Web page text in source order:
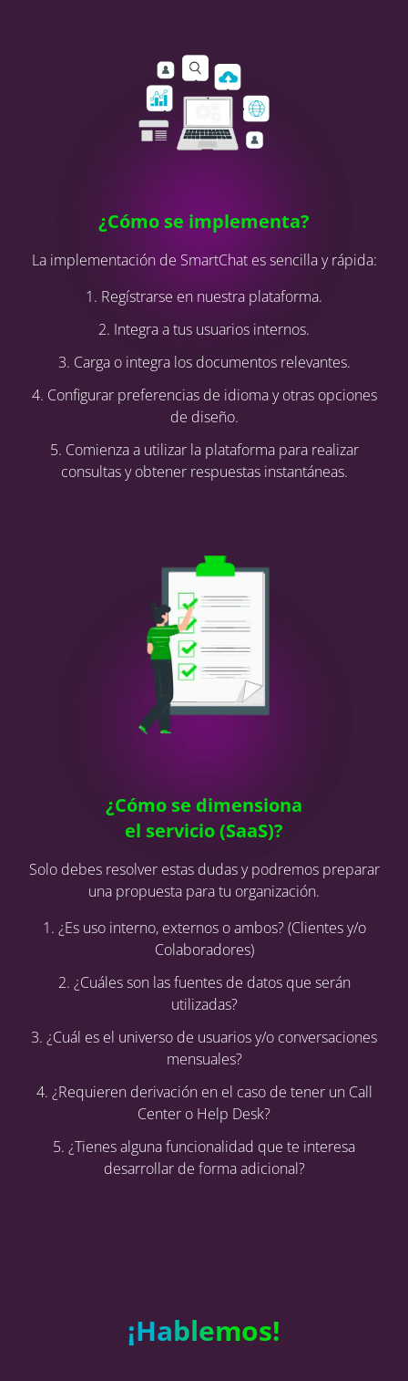
¿Cómo se implementa?
La implementación de SmartChat es sencilla y rápida:
1. Regístrarse en nuestra plataforma.
2. Integra a tus usuarios internos.
3. Carga o integra los documentos relevantes.
4. Configurar preferencias de idioma y otras opciones
de diseño.
5. Comienza a utilizar la plataforma para realizar
consultas y obtener respuestas instantáneas.
¿Cómo se dimensiona
el servicio (SaaS)?
Solo debes resolver estas dudas y podremos preparar
una propuesta para tu organización.
1. ¿Es uso interno, externos o ambos? (Clientes y/o
Colaboradores)
2. ¿Cuáles son las fuentes de datos que serán
utilizadas?
3. ¿Cuál es el universo de usuarios y/o conversaciones
mensuales?
4. ¿Requieren derivación en el caso de tener un Call
Center o Help Desk?
5. ¿Tienes alguna funcionalidad que te interesa
desarrollar de forma adicional?
¡Hablemos!